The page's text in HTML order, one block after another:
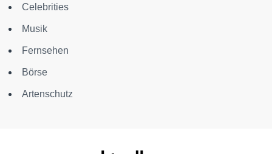
Celebrities
Musik
Fernsehen
Börse
Artenschutz